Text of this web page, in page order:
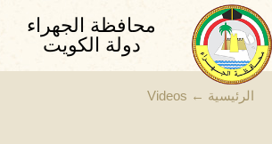
محافظة الجهراء
دولة الكويت
الرئيسية ←
Videos